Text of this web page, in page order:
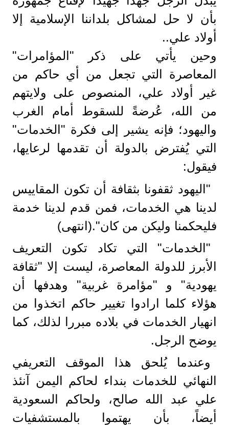
بأن لا حل لمشاكل بلداننا الإسلامية إلا
أولاد علي..
وحين يأتي على ذكر "المؤامرات"
المعاصرة التي تجعل من أي حاكم من
غير أولاد علي، المنصوص على ولايتهم
من الله، عُرضةً للسقوط أمام الغرب
واليهود؛ فإنه يشير إلى فكرة "الخدمات"
التي يُفترض بالدولة أن تقدمها لرعايها،
فيقول:
"اليهود ثقفونا بثقافة أن تكون المقاييس
لدينا هي الخدمات، فمن قدم لدينا خدمة
فليحكمنا وليكن من كان".(انتهى)
"الخدمات" التي تكاد تكون التعريف
الأبرز للدولة المعاصرة، ليست إلا "ثقافة
يهودية" و "مؤامرة غربية" وهدفها أن
هؤلاء كلما ارادوا تغيير حاكم اتخذوا من
انهيار الخدمات في بلاده مبررا لذلك، كما
يوضح الرجل.
وعندما يُلحق هذا الموقف التعريفي
النهائي للخدمات بنداء لحاكم اليمن آنئذ
علي عبد الله صالح، ولحاكم السعودية
أيضاً، بأن يهتموا بالمستشفيات